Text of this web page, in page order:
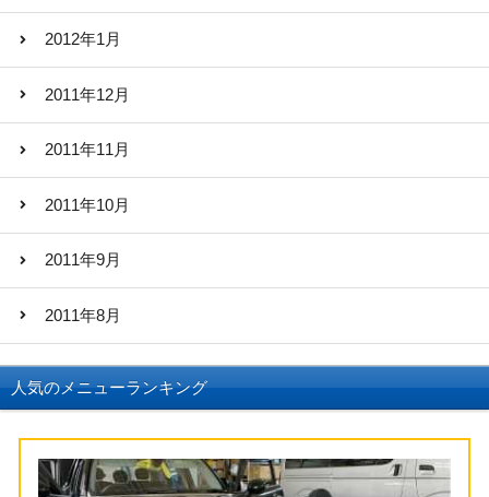
2012年1月
2011年12月
2011年11月
2011年10月
2011年9月
2011年8月
人気のメニューランキング